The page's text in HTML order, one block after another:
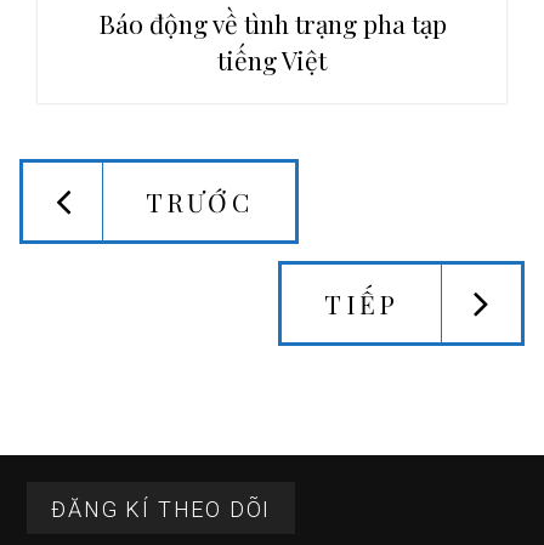
Báo động về tình trạng pha tạp
tiếng Việt
TRƯỚC
TIẾP
Sidebar
chính
Footer
ĐĂNG KÍ THEO DÕI